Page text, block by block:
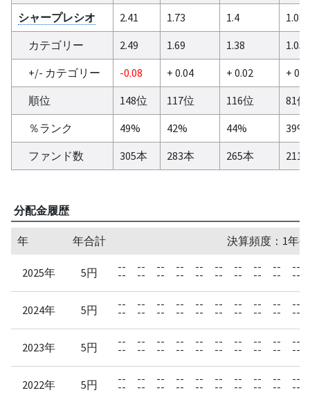
シャープレシオ 2.41 1.73 1.4
1.08
カテゴリー
2.49 1.69 1.38
1.05
+/- カテゴリー
-0.08 + 0.04 + 0.02
+
順位
148位 117位 116位
81位
％ランク
49% 42% 44%
39%
ファンド数
305本 283本 265本 211
分配金履歴
年 年合計 決算頻度：1年
2025年 5円 --
--
--
--
--
--
--
--
--
--
--
--
--
--
--
--
--
--
--
--
2024年 5円 --
--
--
--
--
--
--
--
--
--
--
--
--
--
--
--
--
--
--
--
2023年 5円 --
--
--
--
--
--
--
--
--
--
--
--
--
--
--
--
--
--
--
--
2022年 5円 --
--
--
--
--
--
--
--
--
--
--
--
--
--
--
--
--
--
--
--